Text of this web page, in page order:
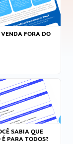
FORA DO
SABIA QUE
PARA TODOS?